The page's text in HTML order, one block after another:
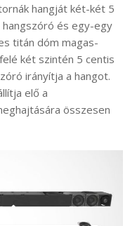
hangját két-két 5
és egy-egy
titán dóm magas-
két szintén 5 centis
irányítja a hangot.
elő a
összesen